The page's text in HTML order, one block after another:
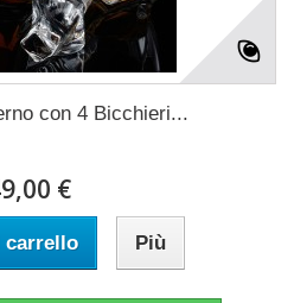
con 4 Bicchieri...
€
carrello Più